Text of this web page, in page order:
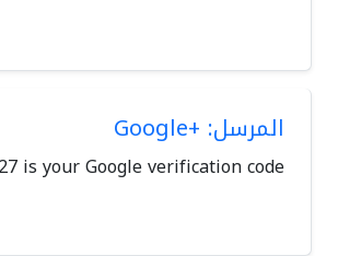
المرسل: +Google
is your Google verification code.